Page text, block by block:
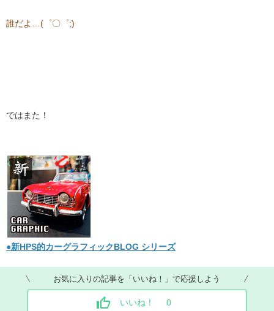
誰だよ …(゜〇゜;)
ではまた！​​​
●新HPS的カーグラフィックBLOG シリーズ
お気に入りの記事を「いいね！」で応援しよう
いいね！ 0